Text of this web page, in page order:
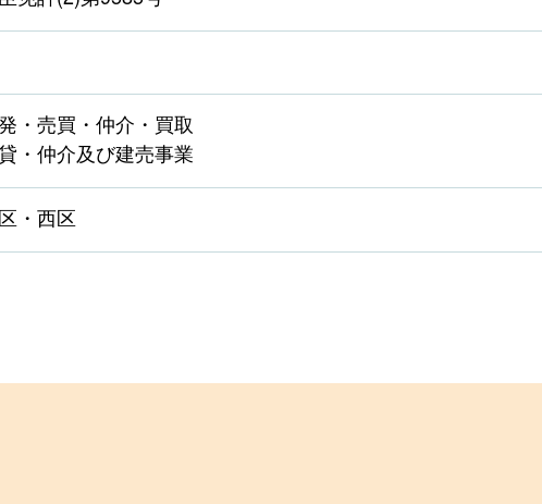
・売買・仲介・買取
・仲介及び建売事業
・西区